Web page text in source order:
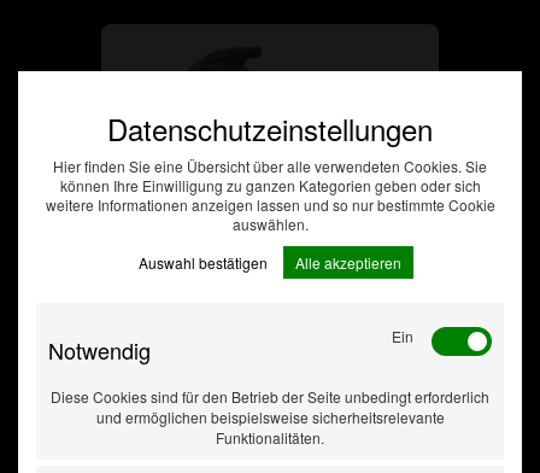
Steckdose
Leichtmetall 7pol. -
Datenschutzeinstellungen
Hier finden Sie eine Übersicht über alle verwendeten Cookies. Sie
können Ihre Einwilligung zu ganzen Kategorien geben oder sich
weitere Informationen anzeigen lassen und so nur bestimmte Cookie
auswählen.
Auswahl bestätigen
Alle akzeptieren
Notwendig Ein
Diese Cookies sind für den Betrieb der Seite unbedingt erforderlich
und ermöglichen beispielsweise sicherheitsrelevante
Funktionalitäten.